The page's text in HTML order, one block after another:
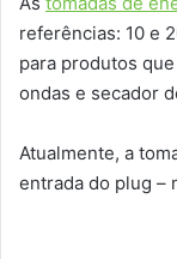
referências: 10 e
para produtos
ondas e secador
Atualmente, a
entrada do plug –